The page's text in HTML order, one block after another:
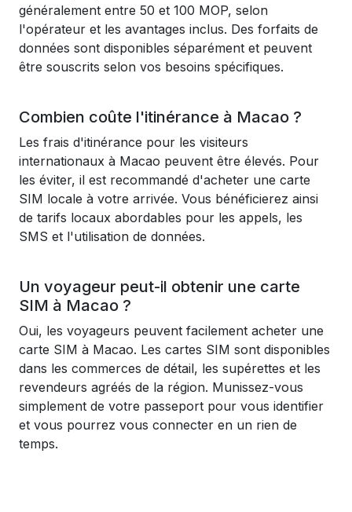
généralement entre 50 et 100 MOP, selon
l'opérateur et les avantages inclus. Des forfaits de
données sont disponibles séparément et peuvent
être souscrits selon vos besoins spécifiques.
Combien coûte l'itinérance à Macao ?
Les frais d'itinérance pour les visiteurs
internationaux à Macao peuvent être élevés. Pour
les éviter, il est recommandé d'acheter une carte
SIM locale à votre arrivée. Vous bénéficierez ainsi
de tarifs locaux abordables pour les appels, les
SMS et l'utilisation de données.
Un voyageur peut-il obtenir une carte
SIM à Macao ?
Oui, les voyageurs peuvent facilement acheter une
carte SIM à Macao. Les cartes SIM sont disponibles
dans les commerces de détail, les supérettes et les
revendeurs agréés de la région. Munissez-vous
simplement de votre passeport pour vous identifier
et vous pourrez vous connecter en un rien de
temps.